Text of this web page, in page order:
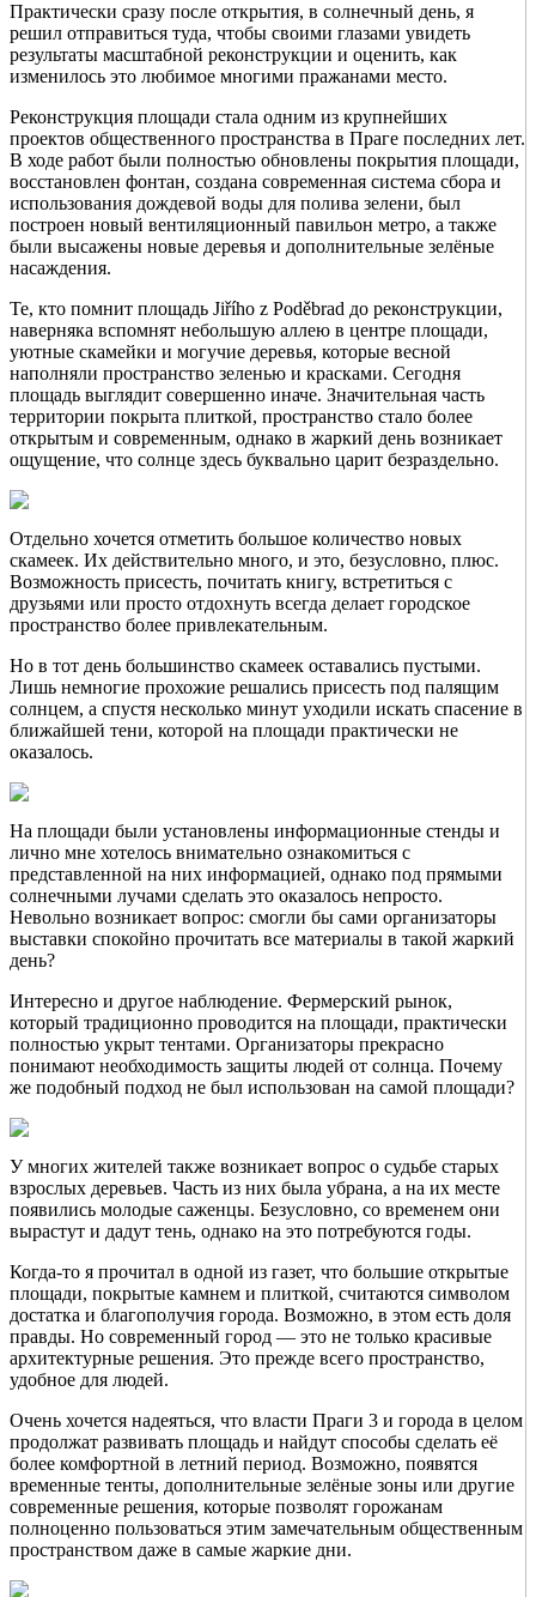
Практически сразу после открытия, в солнечный день, я
решил отправиться туда, чтобы своими глазами увидеть
результаты масштабной реконструкции и оценить, как
изменилось это любимое многими пражанами место.
Реконструкция площади стала одним из крупнейших
проектов общественного пространства в Праге последних лет.
В ходе работ были полностью обновлены покрытия площади,
восстановлен фонтан, создана современная система сбора и
использования дождевой воды для полива зелени, был
построен новый вентиляционный павильон метро, а также
были высажены новые деревья и дополнительные зелёные
насаждения.
Те, кто помнит площадь Jiřího z Poděbrad до реконструкции,
наверняка вспомнят небольшую аллею в центре площади,
уютные скамейки и могучие деревья, которые весной
наполняли пространство зеленью и красками. Сегодня
площадь выглядит совершенно иначе. Значительная часть
территории покрыта плиткой, пространство стало более
открытым и современным, однако в жаркий день возникает
ощущение, что солнце здесь буквально царит безраздельно.
Отдельно хочется отметить большое количество новых
скамеек. Их действительно много, и это, безусловно, плюс.
Возможность присесть, почитать книгу, встретиться с
друзьями или просто отдохнуть всегда делает городское
пространство более привлекательным.
Но в тот день большинство скамеек оставались пустыми.
Лишь немногие прохожие решались присесть под палящим
солнцем, а спустя несколько минут уходили искать спасение в
ближайшей тени, которой на площади практически не
оказалось.
На площади были установлены информационные стенды и
лично мне хотелось внимательно ознакомиться с
представленной на них информацией, однако под прямыми
солнечными лучами сделать это оказалось непросто.
Невольно возникает вопрос: смогли бы сами организаторы
выставки спокойно прочитать все материалы в такой жаркий
день?
Интересно и другое наблюдение. Фермерский рынок,
который традиционно проводится на площади, практически
полностью укрыт тентами. Организаторы прекрасно
понимают необходимость защиты людей от солнца. Почему
же подобный подход не был использован на самой площади?
У многих жителей также возникает вопрос о судьбе старых
взрослых деревьев. Часть из них была убрана, а на их месте
появились молодые саженцы. Безусловно, со временем они
вырастут и дадут тень, однако на это потребуются годы.
Когда-то я прочитал в одной из газет, что большие открытые
площади, покрытые камнем и плиткой, считаются символом
достатка и благополучия города. Возможно, в этом есть доля
правды. Но современный город — это не только красивые
архитектурные решения. Это прежде всего пространство,
удобное для людей.
Очень хочется надеяться, что власти Праги 3 и города в целом
продолжат развивать площадь и найдут способы сделать её
более комфортной в летний период. Возможно, появятся
временные тенты, дополнительные зелёные зоны или другие
современные решения, которые позволят горожанам
полноценно пользоваться этим замечательным общественным
пространством даже в самые жаркие дни.